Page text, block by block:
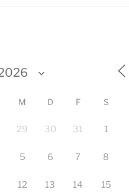
M D F S
29 30 31 1
5 6 7 8
12 13 14 15